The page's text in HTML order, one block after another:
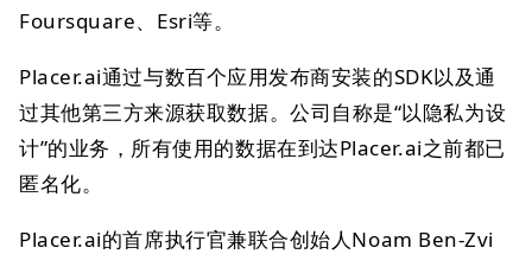
Foursquare、Esri等。
Placer.ai通过与数百个应用发布商安装的SDK以及通
过其他第三方来源获取数据。公司自称是“以隐私为设
计”的业务，所有使用的数据在到达Placer.ai之前都已
匿名化。
Placer.ai的首席执行官兼联合创始人Noam Ben-Zvi